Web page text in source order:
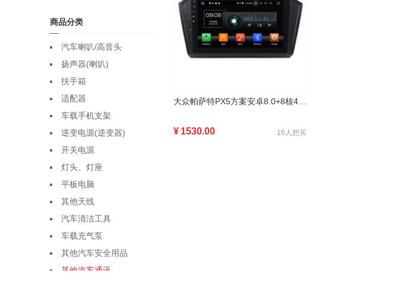
商品分类
汽车喇叭/高音头
扬声器(喇叭)
扶手箱
适配器
车载手机支架
逆变电源(逆变器)
开关电源
灯头、灯座
平板电脑
其他天线
汽车清洁工具
车载充气泵
其他汽车安全用品
其他汽车通讯
¥ 1530.00 16人想买